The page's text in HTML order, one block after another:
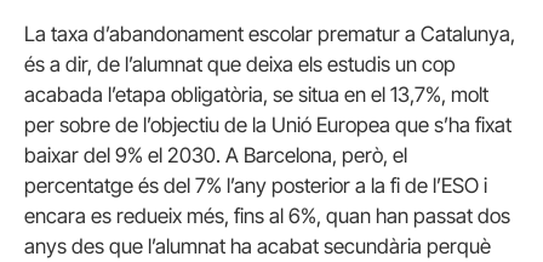
La taxa d’abandonament escolar prematur a Catalunya,
és a dir, de l’alumnat que deixa els estudis un cop
acabada l’etapa obligatòria, se situa en el 13,7%, molt
per sobre de l’objectiu de la Unió Europea que s’ha fixat
baixar del 9% el 2030. A Barcelona, però, el
percentatge és del 7% l’any posterior a la fi de l’ESO i
encara es redueix més, fins al 6%, quan han passat dos
anys des que l’alumnat ha acabat secundària perquè